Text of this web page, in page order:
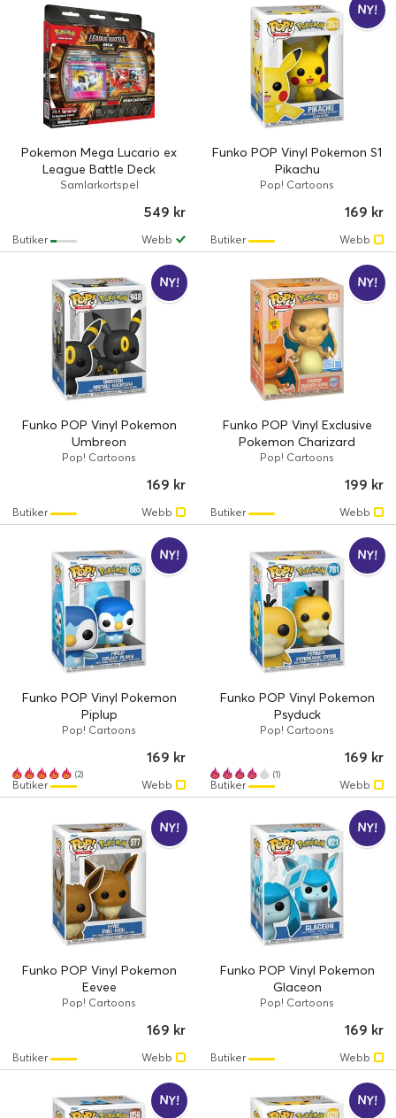
Pokemon Mega Lucario ex
League Battle Deck
Samlarkortspel
549 kr
Webb
Butiker
NY!
Funko POP Vinyl Pokemon S1
Pikachu
Pop! Cartoons
169 kr
Webb
Butiker
NY!
Funko POP Vinyl Pokemon
Umbreon
Pop! Cartoons
169 kr
Webb
Butiker
NY!
Funko POP Vinyl Exclusive
Pokemon Charizard
Pop! Cartoons
199 kr
Webb
Butiker
NY!
Funko POP Vinyl Pokemon
Piplup
Pop! Cartoons
(2)
169 kr
Webb
Butiker
NY!
Funko POP Vinyl Pokemon
Psyduck
Pop! Cartoons
(1)
169 kr
Webb
Butiker
NY!
Funko POP Vinyl Pokemon
Eevee
Pop! Cartoons
169 kr
Webb
Butiker
NY!
Funko POP Vinyl Pokemon
Glaceon
Pop! Cartoons
169 kr
Webb
Butiker
NY! NY!